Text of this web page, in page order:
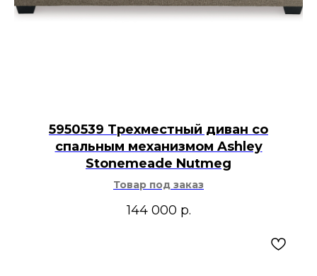
5950539 Трехместный диван со
спальным механизмом Ashley
Stonemeade Nutmeg
Товар под заказ
144 000 р.